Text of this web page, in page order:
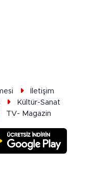
İletişim
Kültür-Sanat
TV- Magazin